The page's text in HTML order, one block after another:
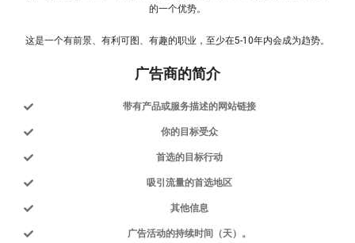
的一个优势。
这是一个有前景、有利可图、有趣的职业，至少在5-10年内会成为趋势。
广告商的简介
带有产品或服务描述的网站链接
你的目标受众
首选的目标行动
吸引流量的首选地区
其他信息
广告活动的持续时间（天）。